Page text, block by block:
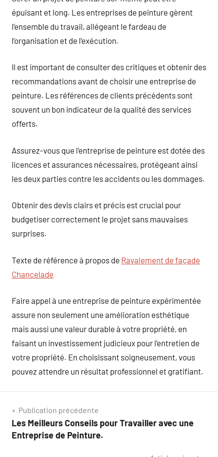
épuisant et long. Les entreprises de peinture gèrent
l’ensemble du travail, allégeant le fardeau de
l’organisation et de l’exécution.
Il est important de consulter des critiques et obtenir des
recommandations avant de choisir une entreprise de
peinture. Les références de clients précédents sont
souvent un bon indicateur de la qualité des services
offerts.
Assurez-vous que l’entreprise de peinture est dotée des
licences et assurances nécessaires, protégeant ainsi
les deux parties contre les accidents ou les dommages.
Obtenir des devis clairs et précis est crucial pour
budgetiser correctement le projet sans mauvaises
surprises.
Texte de référence à propos de Ravalement de façade
Chancelade
Faire appel à une entreprise de peinture expérimentée
assure non seulement une amélioration esthétique
mais aussi une valeur durable à votre propriété, en
faisant un investissement judicieux pour l’entretien de
votre propriété. En choisissant soigneusement, vous
pouvez attendre un résultat professionnel et gratifiant.
Navigation
de
Publication précédente
Les Meilleurs Conseils pour Travailler avec une
Entreprise de Peinture.